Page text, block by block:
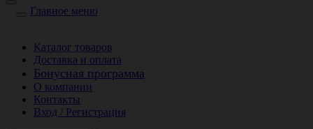
Главное меню
Каталог товаров
Доставка и оплата
Бонусная программа
О компании
Контакты
Вход / Регистрация